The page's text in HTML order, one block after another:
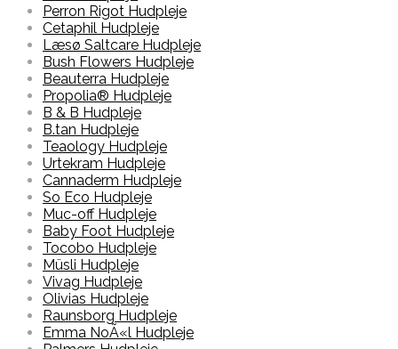
Perron Rigot Hudpleje
Cetaphil Hudpleje
Læsø Saltcare Hudpleje
Bush Flowers Hudpleje
Beauterra Hudpleje
Propolia® Hudpleje
B & B Hudpleje
B.tan Hudpleje
Teaology Hudpleje
Urtekram Hudpleje
Cannaderm Hudpleje
So Eco Hudpleje
Muc-off Hudpleje
Baby Foot Hudpleje
Tocobo Hudpleje
Müsli Hudpleje
Vivag Hudpleje
Olivias Hudpleje
Raunsborg Hudpleje
Emma NoÃ«l Hudpleje